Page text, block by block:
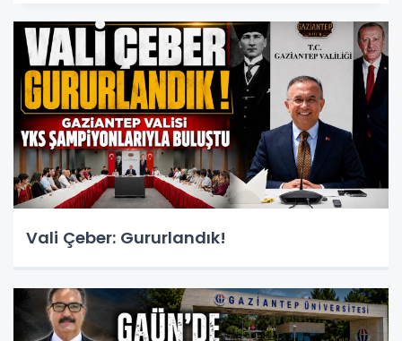
Vali Çeber: Gururlandık!